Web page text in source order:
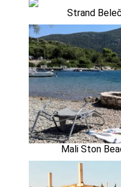
Strand
Mali Ston